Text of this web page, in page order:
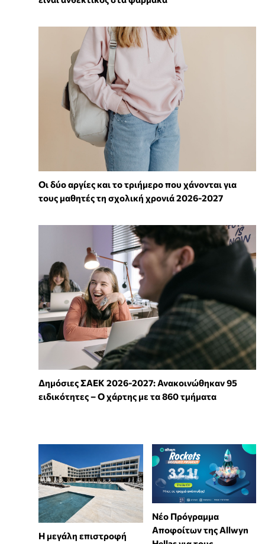
Οι δύο αργίες και το τριήμερο που χάνονται για
τους μαθητές τη σχολική χρονιά 2026-2027
Δημόσιες ΣΑΕΚ 2026-2027: Ανακοινώθηκαν 95
ειδικότητες – Ο χάρτης με τα 860 τμήματα
Η μεγάλη επιστροφή
Νέο Πρόγραμμα
Αποφοίτων της Allwyn